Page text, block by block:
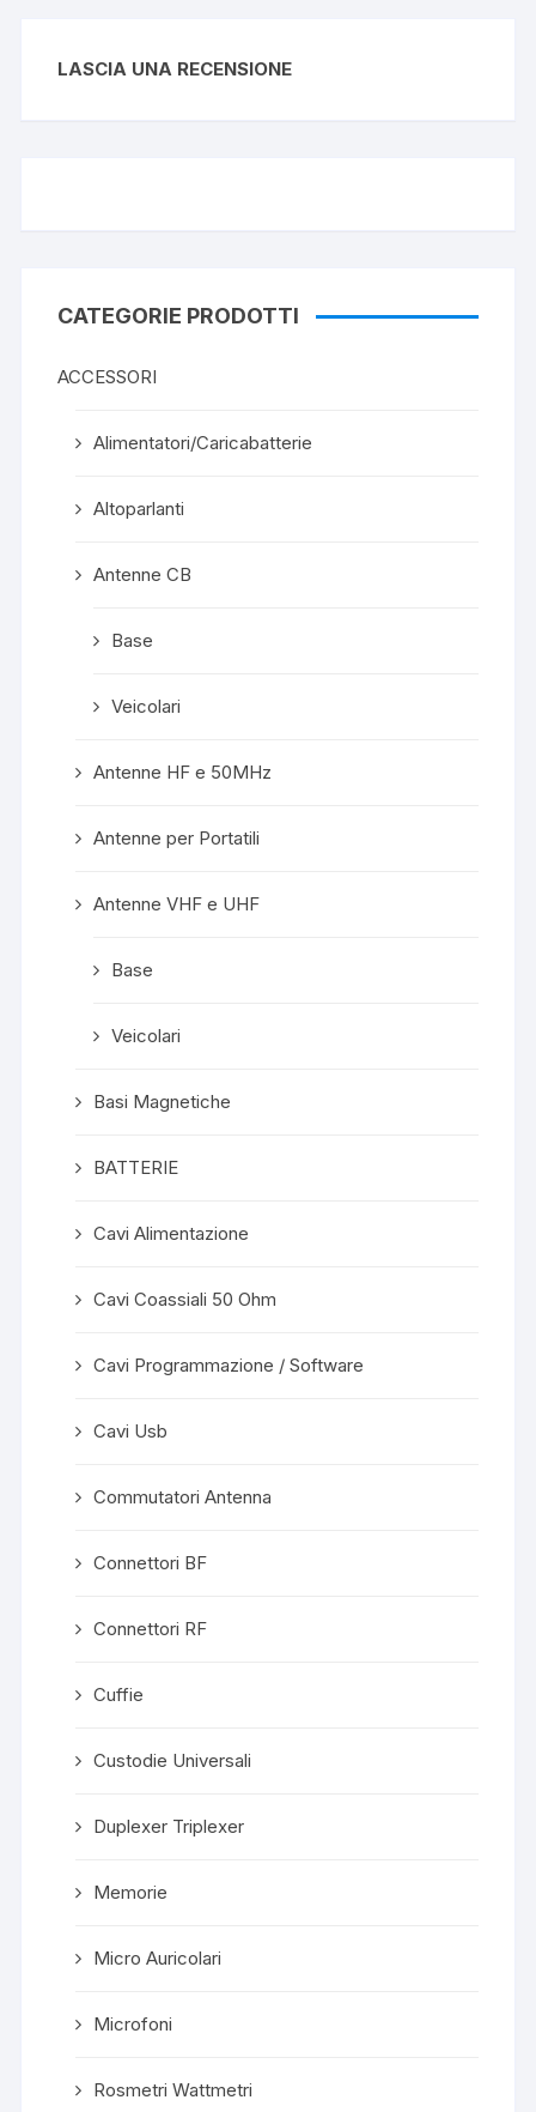
LASCIA UNA RECENSIONE
CATEGORIE PRODOTTI
ACCESSORI
Alimentatori/Caricabatterie
Altoparlanti
Antenne CB
Base
Veicolari
Antenne HF e 50MHz
Antenne per Portatili
Antenne VHF e UHF
Base
Veicolari
Basi Magnetiche
BATTERIE
Cavi Alimentazione
Cavi Coassiali 50 Ohm
Cavi Programmazione / Software
Cavi Usb
Commutatori Antenna
Connettori BF
Connettori RF
Cuffie
Custodie Universali
Duplexer Triplexer
Memorie
Micro Auricolari
Microfoni
Rosmetri Wattmetri